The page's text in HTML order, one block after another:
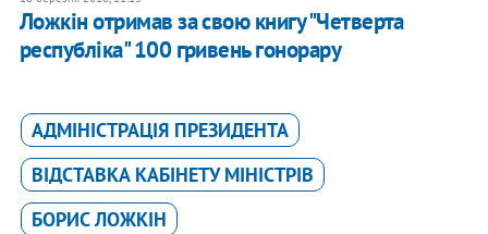
Ложкін отримав за свою книгу "Четверта
республіка" 100 гривень гонорару
АДМІНІСТРАЦІЯ ПРЕЗИДЕНТА
ВІДСТАВКА КАБІНЕТУ МІНІСТРІВ
БОРИС ЛОЖКІН